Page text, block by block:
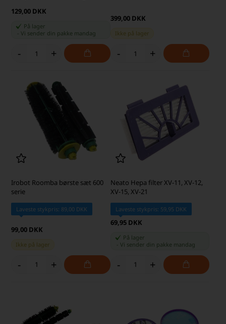
129,00 DKK
På lager
-Vi sender din pakke mandag
- +
399,00 DKK
Ikke på lager
- +
Irobot Roomba børste sæt 600
serie
Laveste stykpris: 89,00 DKK
99,00 DKK
Ikke på lager
- +
Neato Hepa filter XV-11, XV-12,
XV-15, XV-21
Laveste stykpris: 59,95 DKK
69,95 DKK
På lager
Vi sender din pakke mandag
- +